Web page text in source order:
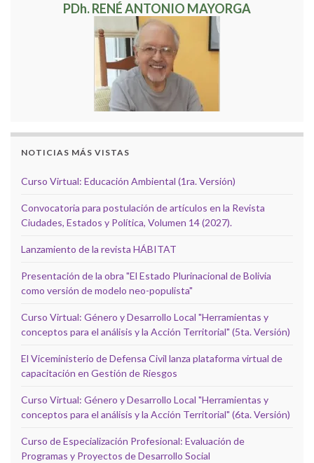
PDh. RENÉ ANTONIO MAYORGA
NOTICIAS MÁS VISTAS
Curso Virtual: Educación Ambiental (1ra. Versión)
Convocatoria para postulación de artículos en la Revista
Ciudades, Estados y Política, Volumen 14 (2027).
Lanzamiento de la revista HÁBITAT
Presentación de la obra "El Estado Plurinacional de Bolivia
como versión de modelo neo-populista"
Curso Virtual: Género y Desarrollo Local "Herramientas y
conceptos para el análisis y la Acción Territorial" (5ta. Versión)
El Viceministerio de Defensa Civil lanza plataforma virtual de
capacitación en Gestión de Riesgos
Curso Virtual: Género y Desarrollo Local "Herramientas y
conceptos para el análisis y la Acción Territorial" (6ta. Versión)
Curso de Especialización Profesional: Evaluación de
Programas y Proyectos de Desarrollo Social